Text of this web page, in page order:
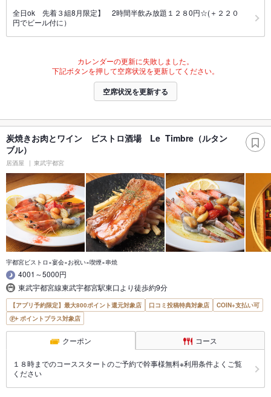
全日ok 先着３組8月限定】 2時間半飲み放題１２８0円☆(＋２２０
円でビール付に）
カレンダーの更新に失敗しました。
下記ボタンを押して空席状況を更新してください。
空席状況を更新する
炭焼きお肉とワイン ビストロ酒場 Le Timbre（ルタン
ブル）
居酒屋 東武宇都宮
宇都宮ビストロ×宴会×お祝い×喫煙×串焼
4001～5000円
東武宇都宮線東武宇都宮駅東口より徒歩約9分
【アプリ予約限定】最大800ポイント還元対象店 口コミ投稿特典対象店
COIN+支払い可
ポイントプラス対象店
クーポン コース
１８時までのコーススタートのご予約で幹事様無料※利用条件よくご覧
ください